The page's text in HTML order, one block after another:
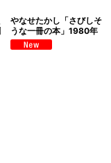
やなせたかし「さびしそ
うな一冊の本」1980年